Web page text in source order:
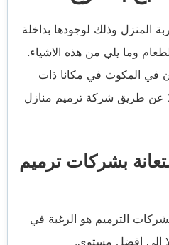
المنزل وذلك لوجودها بداخلة
وما يلي من هذه الاشياء.
في المكوث في مكانا ذات
عن طريق شركة ترميم منازل
بشركات ترميم
الترميم هو الرغبة في
الي افضل مستوي.